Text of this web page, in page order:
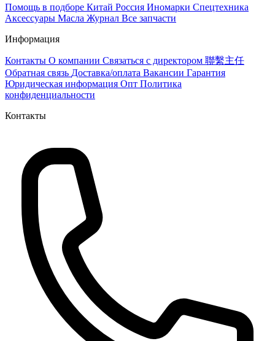
Помощь в подборе Китай Россия Иномарки Спецтехника
Аксессуары Масла Журнал Все запчасти
Информация
Контакты О компании Связаться с директором 聯繫主任
Обратная связь Доставка/оплата Вакансии Гарантия
Юридическая информация Опт Политика
конфиденциальности
Контакты